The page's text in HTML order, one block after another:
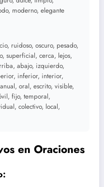
moderno, elegante
ruidoso, oscuro, pesado,
superficial, cerca, lejos,
abajo, izquierdo,
inferior, interior,
oral, escrito, visible,
fijo, temporal,
colectivo, local,
en Oraciones